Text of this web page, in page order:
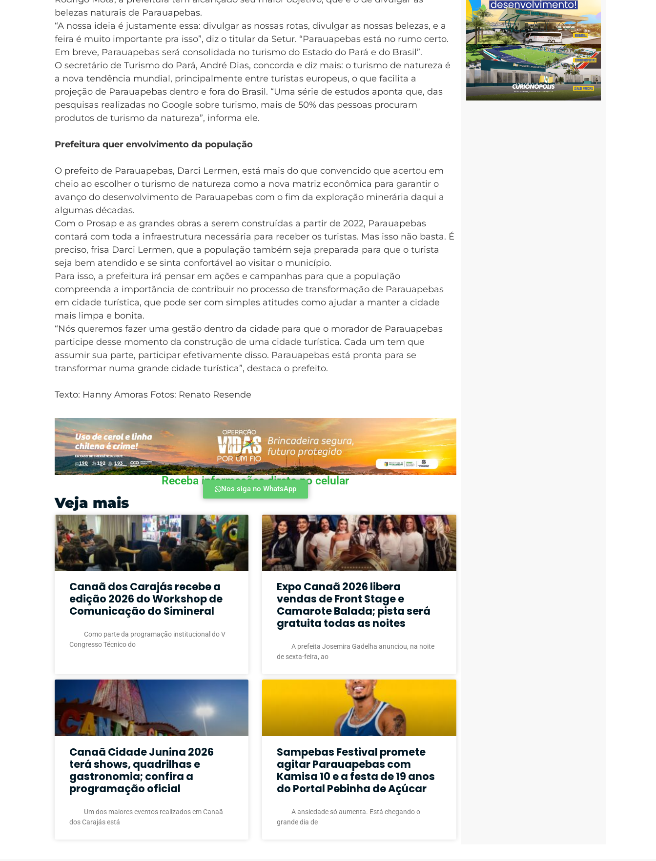
belezas naturais de Parauapebas.
“A nossa ideia é justamente essa: divulgar as nossas rotas, divulgar as nossas belezas, e a
feira é muito importante pra isso”, diz o titular da Setur. “Parauapebas está no rumo certo.
Em breve, Parauapebas será consolidada no turismo do Estado do Pará e do Brasil”.
O secretário de Turismo do Pará, André Dias, concorda e diz mais: o turismo de natureza é
a nova tendência mundial, principalmente entre turistas europeus, o que facilita a
projeção de Parauapebas dentro e fora do Brasil. “Uma série de estudos aponta que, das
pesquisas realizadas no Google sobre turismo, mais de 50% das pessoas procuram
produtos de turismo da natureza”, informa ele.
Prefeitura quer envolvimento da população
O prefeito de Parauapebas, Darci Lermen, está mais do que convencido que acertou em
cheio ao escolher o turismo de natureza como a nova matriz econômica para garantir o
avanço do desenvolvimento de Parauapebas com o fim da exploração minerária daqui a
algumas décadas.
Com o Prosap e as grandes obras a serem construídas a partir de 2022, Parauapebas
contará com toda a infraestrutura necessária para receber os turistas. Mas isso não basta. É
preciso, frisa Darci Lermen, que a população também seja preparada para que o turista
seja bem atendido e se sinta confortável ao visitar o município.
Para isso, a prefeitura irá pensar em ações e campanhas para que a população
compreenda a importância de contribuir no processo de transformação de Parauapebas
em cidade turística, que pode ser com simples atitudes como ajudar a manter a cidade
mais limpa e bonita.
“Nós queremos fazer uma gestão dentro da cidade para que o morador de Parauapebas
participe desse momento da construção de uma cidade turística. Cada um tem que
assumir sua parte, participar efetivamente disso. Parauapebas está pronta para se
transformar numa grande cidade turística”, destaca o prefeito.
Texto: Hanny Amoras Fotos: Renato Resende
Receba informações direto no celular
Nos siga no WhatsApp
Veja mais
Canaã dos Carajás recebe a
edição 2026 do Workshop de
Comunicação do Simineral
Como parte da programação institucional do V
Congresso Técnico do
Expo Canaã 2026 libera
vendas de Front Stage e
Camarote Balada; pista será
gratuita todas as noites
A prefeita Josemira Gadelha anunciou, na noite
de sexta-feira, ao
Canaã Cidade Junina 2026
terá shows, quadrilhas e
gastronomia; confira a
programação oficial
Um dos maiores eventos realizados em Canaã
dos Carajás está
Sampebas Festival promete
agitar Parauapebas com
Kamisa 10 e a festa de 19 anos
do Portal Pebinha de Açúcar
A ansiedade só aumenta. Está chegando o
grande dia de